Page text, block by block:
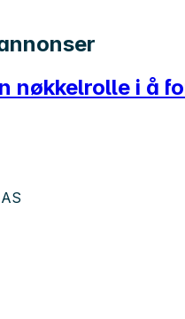
nøkkelrolle i å